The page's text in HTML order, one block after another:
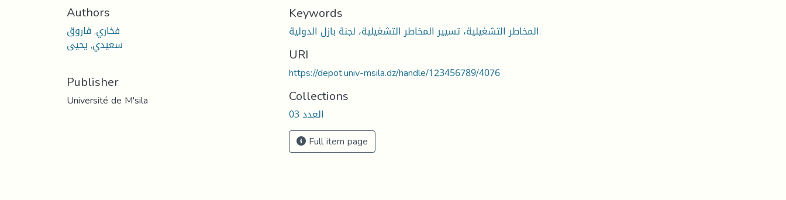
Authors
فخاري, فاروق
سعيدي, يحيى
Publisher
Université de M'sila
Keywords
المخاطر التشغيلية، تسيير المخاطر التشغيلية، لجنة بازل الدولية.
URI
https://depot.univ-msila.dz/handle/123456789/4076
Collections
العدد 03
Full item page